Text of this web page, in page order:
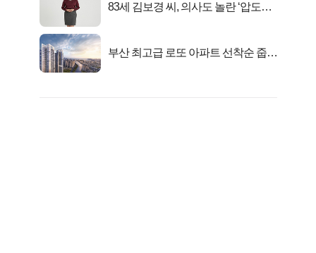
83세 김보경 씨, 의사도 놀란 ‘압도적
부산 최고급 로또 아파트 선착순 줍줍